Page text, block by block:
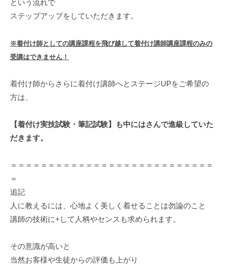
という流れで
ステップアップをしていただきます。
※着付け師としての講座課程を飛び越して着付け講師講座課程のみの
受講はできません！
着付け師からさらに着付け講師へとステージUPをご希望の
方は、
【着付け実技試験・筆記試験】も中にはさんで進級していた
だきます。
＝＝＝＝＝＝＝＝＝＝＝＝＝＝＝＝＝＝＝＝＝＝＝＝＝＝＝
＝
追記
人に教えるには、心地よく美しく着せることは勿論のこと
講師の技術に+して人柄やセンスも求められます。
その意識が高いと
当然お客様や生徒からの評価も上がり